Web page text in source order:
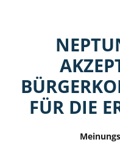
FÜR DIE